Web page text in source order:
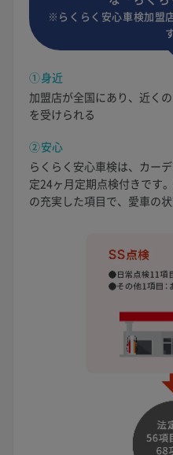
※らくらく安心車検加盟
①身近
加盟店が全国にあり、近く
を受けられる
②安心
らくらく安心車検は、カー
定24ヶ月定期点検付きです
の充実した項目で、愛車の